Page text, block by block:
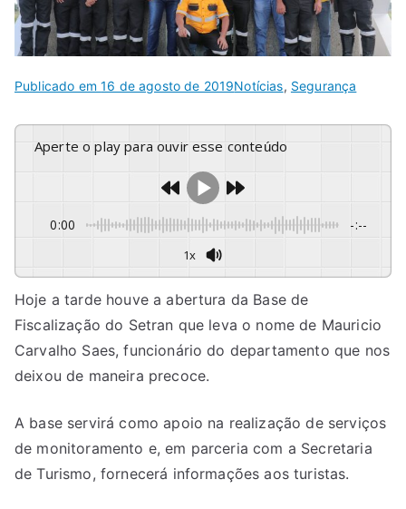
Publicado em16 de agosto de 2019Notícias, Segurança
Aperte o play para ouvir esse conteúdo
0:00 -:--
1x
Hoje a tarde houve a abertura da Base de
Fiscalização do Setran que leva o nome de Mauricio
Carvalho Saes, funcionário do departamento que nos
deixou de maneira precoce.
A base servirá como apoio na realização de serviços
de monitoramento e, em parceria com a Secretaria
de Turismo, fornecerá informações aos turistas.